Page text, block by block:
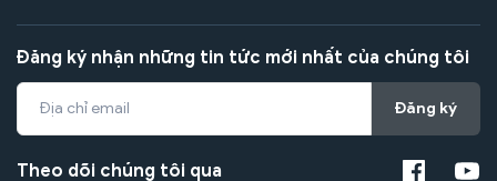
Đăng ký nhận những tin tức mới nhất của chúng tôi
Đăng ký
Theo dõi chúng tôi qua